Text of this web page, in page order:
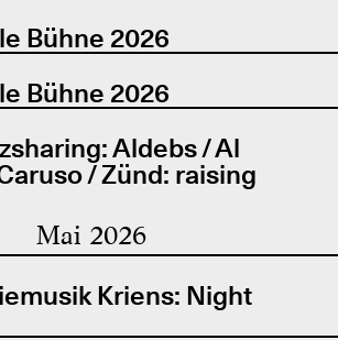
Bühne 2026
Bühne 2026
Aldebs / Al
/ Zünd: raising
Mai 2026
Kriens: Night